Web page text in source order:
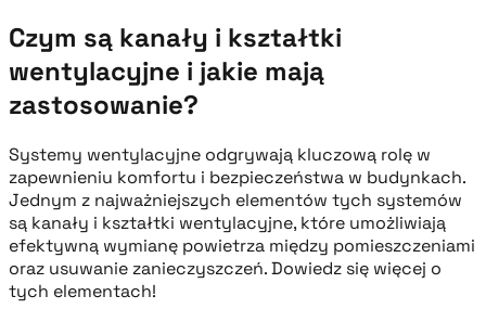
Czym są kanały i kształtki
wentylacyjne i jakie mają
zastosowanie?
Systemy wentylacyjne odgrywają kluczową rolę w
zapewnieniu komfortu i bezpieczeństwa w budynkach.
Jednym z najważniejszych elementów tych systemów
są kanały i kształtki wentylacyjne, które umożliwiają
efektywną wymianę powietrza między pomieszczeniami
oraz usuwanie zanieczyszczeń. Dowiedz się więcej o
tych elementach!